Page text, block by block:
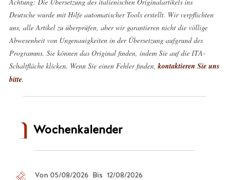
Deutsche wurde mit Hilfe automatischer Tools erstellt. Wir verpflichten
uns, alle Artikel zu überprüfen, aber wir garantieren nicht die völlige
Abwesenheit von Ungenauigkeiten in der Übersetzung aufgrund des
Programms. Sie können das Original finden, indem Sie auf die ITA-
Schaltfläche klicken. Wenn Sie einen Fehler finden, kontaktieren Sie uns
bitte.
Wochenkalender
Von 05/08/2026 Bis 12/08/2026